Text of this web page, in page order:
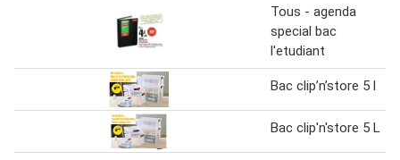
Tous - agenda
special bac
l'etudiant
Bac clip’n’store 5 l
Bac clip'n'store 5 L